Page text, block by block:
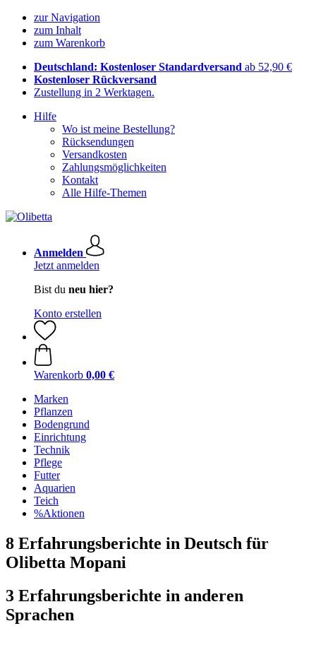
zur Navigation
zum Inhalt
zum Warenkorb
Deutschland: Kostenloser Standardversand ab 52,90 €
Kostenloser Rückversand
Zustellung in 2 Werktagen.
Hilfe
Wo ist meine Bestellung?
Rücksendungen
Versandkosten
Zahlungsmöglichkeiten
Kontakt
Alle Hilfe-Themen
Anmelden
Jetzt anmelden
Bist du neu hier?
Konto erstellen
Warenkorb 0,00 €
Marken
Pflanzen
Bodengrund
Einrichtung
Technik
Pflege
Futter
Aquarien
Teich
%Aktionen
8 Erfahrungsberichte in Deutsch für
Olibetta Mopani
3 Erfahrungsberichte in anderen
Sprachen